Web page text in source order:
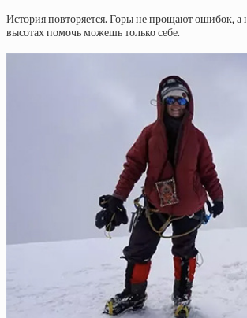
История повторяется. Горы не прощают ошибок, а
высотах помочь можешь только себе.